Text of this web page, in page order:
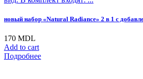
новый набор «Natural Radiance» 2 в 1 с
170 MDL
Add to cart
Подробнее